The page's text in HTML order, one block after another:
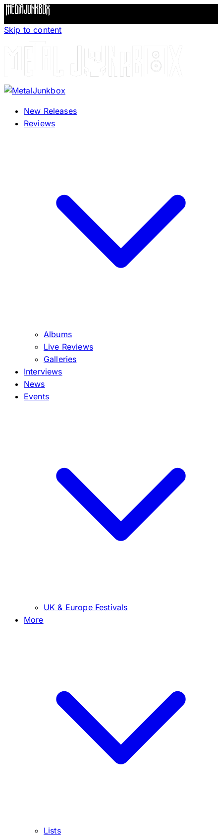
Skip to content
New Releases
Reviews
Albums
Live Reviews
Galleries
Interviews
News
Events
UK & Europe Festivals
More
Lists